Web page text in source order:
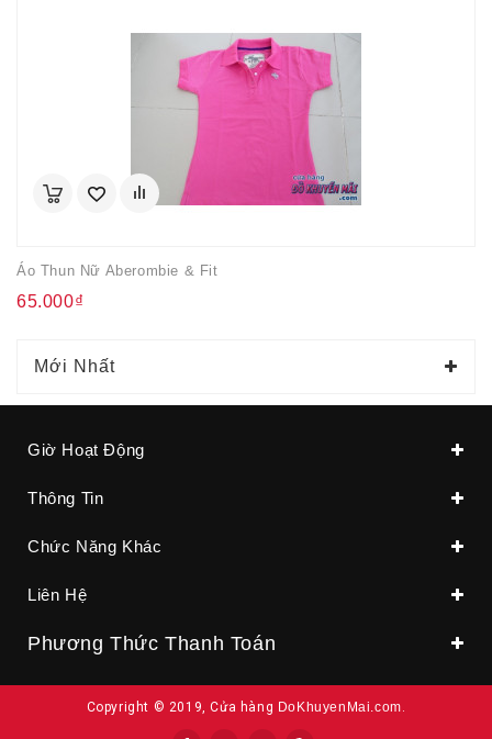
Áo Thun Nữ Aberombie & Fit
65.000₫
Mới Nhất
Giờ Hoạt Động
Thông Tin
Chức Năng Khác
Liên Hệ
Phương Thức Thanh Toán
Copyright © 2019, Cửa hàng DoKhuyenMai.com